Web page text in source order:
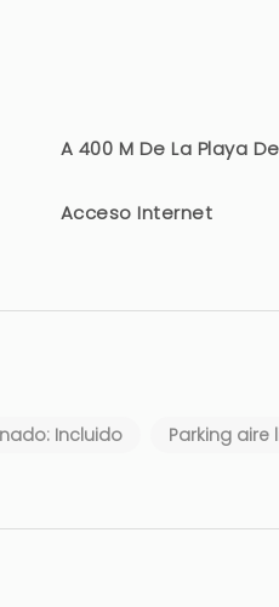
A 400 M De La Playa
Acceso Internet
Incluido
Parking aire